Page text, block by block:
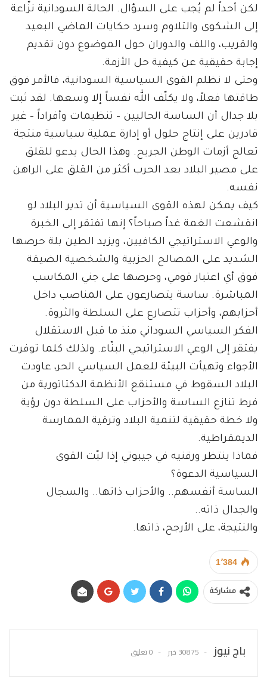
لكن أحداً لم يُجب على السؤال. الحالة السودانية نزّاعة
إلى الشكوى والتلاوم وسرد حكايات الماضي البعيد
والقريب، واللف والدوران حول الموضوع دون تقديم
إجابة حقيقية عن كيفية حل الأزمة.
وحتى لا نظلم القوى السياسية السودانية، فالأمر فوق
طاقتها فعلاً، ولا يكلّف الله نفساً إلا وسعها. لقد ثبت
بلا جدال أن الساسة الحاليين – تنظيمات وأفراداً – غير
قادرين على إنتاج حلول أو إدارة عملية سياسية منتجة
تعالج أزمات الوطن الجريح. وهذا الحال يدعو للقلق
على مصير البلاد بعد الحرب أكثر من القلق على الراهن
نفسه.
كيف يمكن لهذه القوى السياسية أن تدير البلاد لو
انقشعت الغمة غداً صباحاً؟ إنها تفتقر إلى الخبرة
والوعي الاستراتيجي الكافيين، ويزيد الطين بلة حرصها
الشديد على المصالح الحزبية والشخصية الضيقة
فوق أي اعتبار قومي، وحرصها على جني المكاسب
المباشرة. ساسة يتصارعون على المناصب داخل
أحزابهم، وأحزاب تتصارع على السلطة والثروة.
الفكر السياسي السوداني منذ ما قبل الاستقلال
يفتقر إلى الوعي الاستراتيجي البنّاء. ولذلك كلما توفرت
الأجواء وتهيأت البيئة للعمل السياسي الحر، عاودت
البلاد السقوط في مستنقع الأنظمة الدكتاتورية من
فرط تنازع الساسة والأحزاب على السلطة دون رؤية
ولا خطة حقيقية لتنمية البلاد وترقية الممارسة
الديمقراطية.
فماذا ينتظر ورقنيه في جيبوتي إذا لبّت القوى
السياسية الدعوة؟
الساسة أنفسهم.. والأحزاب ذاتها.. والسجال
والجدال ذاته..
والنتيجة، على الأرجح، ذاتها.
1٬384
مشاركة
باج نيوز 30875 خبر 0 تعليق